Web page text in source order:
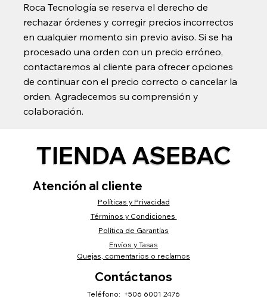
Roca Tecnología se reserva el derecho de
rechazar órdenes y corregir precios incorrectos
en cualquier momento sin previo aviso. Si se ha
procesado una orden con un precio erróneo,
contactaremos al cliente para ofrecer opciones
de continuar con el precio correcto o cancelar la
orden. Agradecemos su comprensión y
colaboración.
TIENDA ASEBAC
Atención al cliente
Políticas y Privacidad
Términos y Condiciones
Envíos y Tasas
Política de Garantías
Quejas, comentarios o reclamos
Contáctanos
Teléfono: +506 6001 2476